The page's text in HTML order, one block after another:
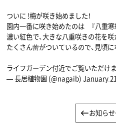
ついに !梅が咲き始めました！
園内一番に咲き始めたのは 『八重寒
濃い紅色で、大きな八重咲きの花を
たくさん蕾がついているので、見頃
ライフガーデン付近でご覧いただけま
— 長居植物園 (@nagaib)January
お知ら